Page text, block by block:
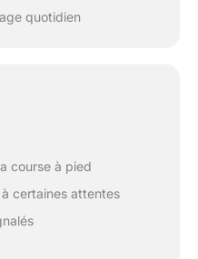
quotidien
course à pied
certaines attentes